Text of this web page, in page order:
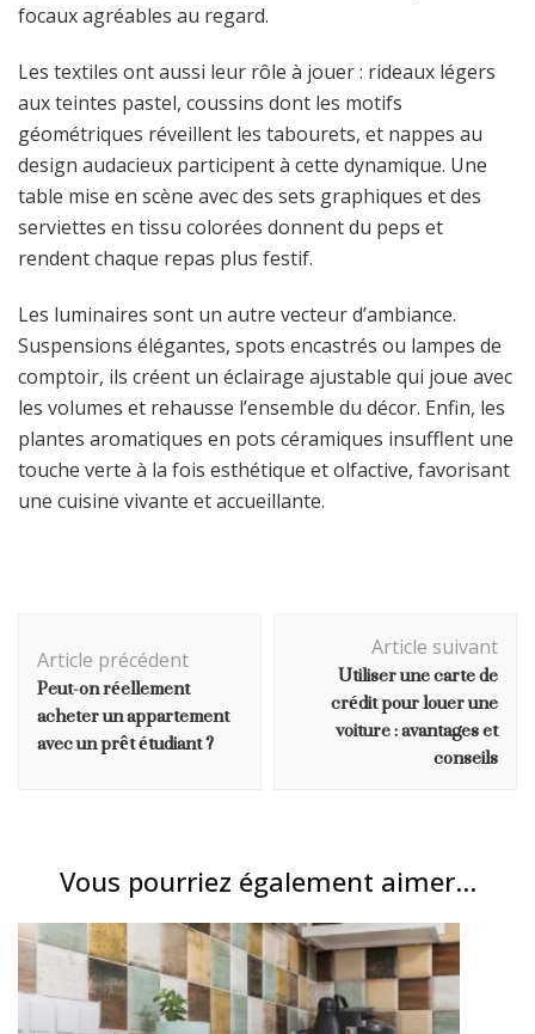
focaux agréables au regard.
Les textiles ont aussi leur rôle à jouer : rideaux légers
aux teintes pastel, coussins dont les motifs
géométriques réveillent les tabourets, et nappes au
design audacieux participent à cette dynamique. Une
table mise en scène avec des sets graphiques et des
serviettes en tissu colorées donnent du peps et
rendent chaque repas plus festif.
Les luminaires sont un autre vecteur d’ambiance.
Suspensions élégantes, spots encastrés ou lampes de
comptoir, ils créent un éclairage ajustable qui joue avec
les volumes et rehausse l’ensemble du décor. Enfin, les
plantes aromatiques en pots céramiques insufflent une
touche verte à la fois esthétique et olfactive, favorisant
une cuisine vivante et accueillante.
d'article
Article précédent
Peut-on réellement
acheter un appartement
avec un prêt étudiant ?
Article suivant
Utiliser une carte de
crédit pour louer une
voiture : avantages et
conseils
Vous pourriez également aimer...